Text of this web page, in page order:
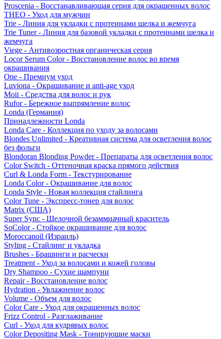
Proscenia - Восстанавливающая серия для окрашенных волос
THEO - Уход для мужчин
Trie - Линия для укладки с протеинами шелка и жемчуга
Trie Tuner - Линия для базовой укладки с протеинами шелка и
жемчуга
Viege - Антивозростная органическая серия
Locor Serum Color - Восстановление волос во время
окрашивания
One - Премиум уход
Luviona - Окрашивание и anti-age уход
Moii - Средства для волос и рук
Rufor - Бережное выпрямление волос
Londa (Германия)
Принадлежности Londa
Londa Care - Коллекция по уходу за волосами
Blondes Unlimited - Креативная система для осветления волос
без фольги
Blondoran Blonding Powder - Препараты для осветления волос
Color Switch - Оттеночная краска прямого действия
Curl & Londa Form - Текстурирование
Londa Color - Окрашивание для волос
Londa Style - Новая коллекция стайлинга
Color Tune - Экспресс-тонер для волос
Matrix (США)
Super Sync - Щелочной безаммиачный краситель
SoColor - Стойкое окрашивание для волос
Moroccanoil (Израиль)
Styling - Стайлинг и укладка
Brushes - Брашинги и расчески
Treatment - Уход за волосами и кожей головы
Dry Shampoo - Сухие шампуни
Repair - Восстановление волос
Hydration - Увлажнение волос
Volume - Объем для волос
Color Care - Уход для окрашенных волос
Frizz Control - Разглаживание
Curl - Уход для кудрявых волос
Color Depositing Mask - Тонирующие маски